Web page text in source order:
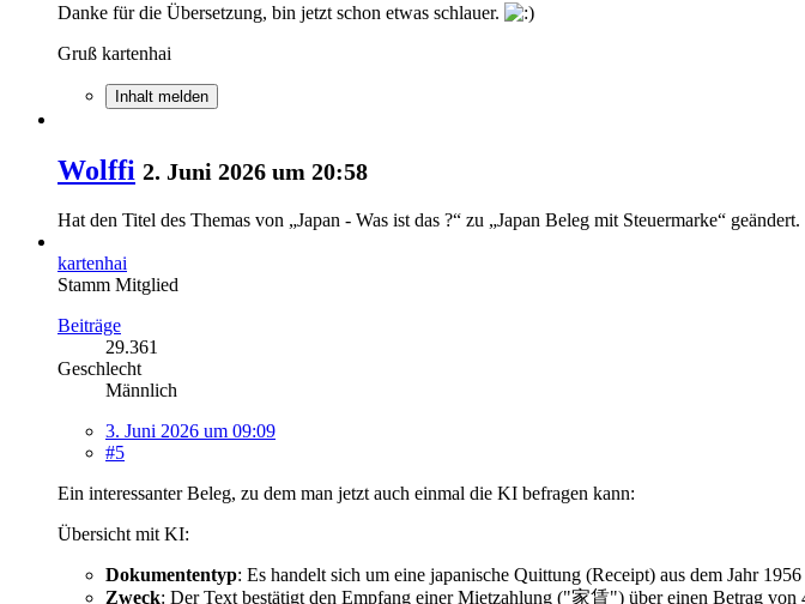
Danke für die Übersetzung, bin jetzt schon etwas schlauer.
Gruß kartenhai
Inhalt melden
Wolffi 2. Juni 2026 um 20:58
Hat den Titel des Themas von „Japan - Was ist das ?“ zu „Japan Beleg mit Steuermarke“ geändert.
kartenhai
Stamm Mitglied
Beiträge
29.361
Geschlecht
Männlich
3. Juni 2026 um 09:09
#5
Ein interessanter Beleg, zu dem man jetzt auch einmal die KI befragen kann:
Übersicht mit KI:
Dokumententyp: Es handelt sich um eine japanische Quittung (Receipt) aus dem Jahr
Zweck: Der Text bestätigt den Empfang einer Mietzahlung ("家賃") über einen Betrag